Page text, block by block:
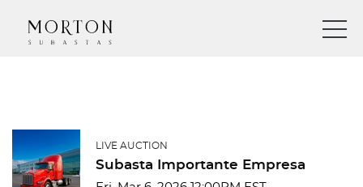
LIVE AUCTION
Subasta Importante Empresa